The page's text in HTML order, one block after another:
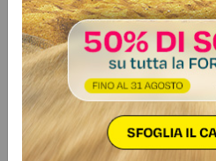
proprie dipendenze
relativi al mese precedente e
della documentazione relativa
retribuzioni dei dipendenti
Vuoi avere